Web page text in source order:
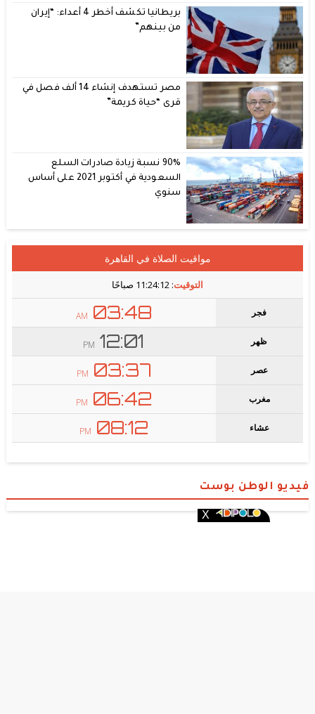
بريطانيا تكشف أخطر 4 أعداء: “إيران
من بينهم”
مصر تستهدف إنشاء 14 ألف فصل في
قرى “حياة كريمة”
90% نسبة زيادة صادرات السلع
السعودية في أكتوبر 2021 على أساس
سنوي
فيديو الوطن بوست